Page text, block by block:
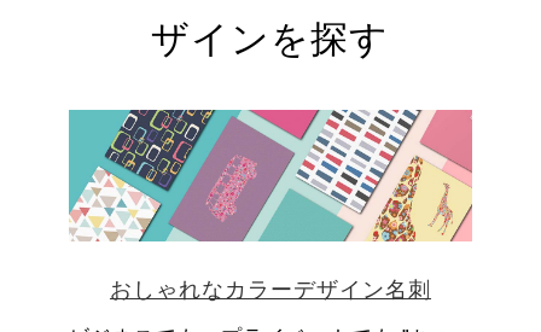
ザインを探す
おしゃれなカラーデザイン名刺